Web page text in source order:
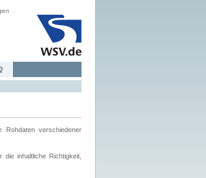
Rohdaten verschiedener
inhaltliche Richtigkeit,